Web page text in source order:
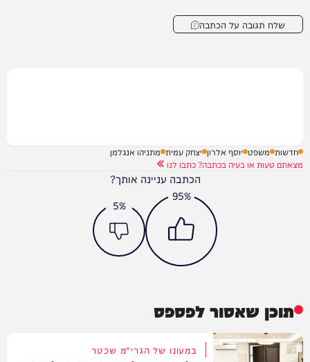
שלח תגובה על הכתבה
חדשות משפט יוסף אלרון יצחק עמית מתניהו אנגלמן
מצאתם טעות או בעיה בכתבה? כתבו לנו
הכתבה עניינה אותך?
95%
5%
תוכן שאסור לפספס
במעונו של הגרי"מ שכטר